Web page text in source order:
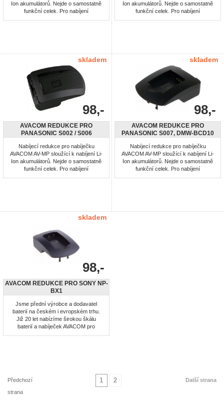
Ion akumulátorů. Nejde o samostatně
funkční celek. Pro nabíjení
Ion akumulátorů. Nejde o samostatně
funkční celek. Pro nabíjení
skladem
98,-
AVACOM REDUKCE PRO
PANASONIC S002 / S006
Nabíjecí redukce pro nabíječku
AVACOM AV-MP sloužící k nabíjení Li-
Ion akumulátorů. Nejde o samostatně
funkční celek. Pro nabíjení
skladem
98,-
AVACOM REDUKCE PRO
PANASONIC S007, DMW-BCD10
Nabíjecí redukce pro nabíječku
AVACOM AV-MP sloužící k nabíjení Li-
Ion akumulátorů. Nejde o samostatně
funkční celek. Pro nabíjení
skladem
98,-
AVACOM REDUKCE PRO SONY NP-
BX1
Jsme přední výrobce a dodavatel
baterií na českém i evropském trhu.
Již 20 let nabízíme širokou škálu
baterií a nabíječek AVACOM pro
Předchozí
strana
1 2 Další strana